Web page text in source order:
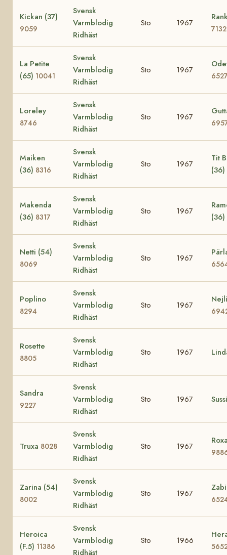
Kickan (37)
9059
Svensk
Varmblodig
Ridhäst
Sto 1967
7132
La Petite
(65) 10041
Svensk
Varmblodig
Ridhäst
Sto 1967
Loreley
8746
Svensk
Varmblodig
Ridhäst
Sto 1967
Maiken
(36) 8316
Svensk
Varmblodig
Ridhäst
Sto 1967
Tit
(36)
Makenda
(36) 8317
Svensk
Varmblodig
Ridhäst
Sto 1967
(36)
Netti (54)
8069
Svensk
Varmblodig
Ridhäst
Sto 1967
Poplino
8294
Svensk
Varmblodig
Ridhäst
Sto 1967
Rosette
8805
Svensk
Varmblodig
Ridhäst
Sto 1967
Sandra
9227
Svensk
Varmblodig
Ridhäst
Sto 1967
Truxa 8028
Svensk
Varmblodig
Ridhäst
Sto 1967
Zarina (54)
8002
Svensk
Varmblodig
Ridhäst
Sto 1967
Heroica
(F.5) 11386
Svensk
Varmblodig
Ridhäst
Sto 1966